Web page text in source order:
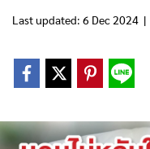
Last updated: 6 Dec 2024 |